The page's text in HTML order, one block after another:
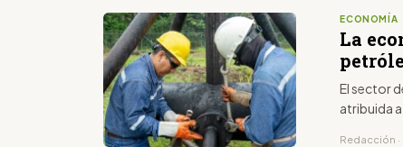
ECONOMÍA
La
El sector
atribuida
Redacción